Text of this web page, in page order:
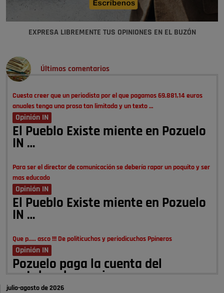
EXPRESA LIBREMENTE TUS OPINIONES EN EL BUZÓN
Últimos comentarios
Cuesta creer que un periodista por el que pagamos 69.881,14 euros
anuales tenga una prosa tan limitada y un texto …
Opinión IN
El Pueblo Existe miente en Pozuelo
IN …
Para ser el director de comunicación se debería rapar un poquito y ser
mas educado
Opinión IN
El Pueblo Existe miente en Pozuelo
IN …
Que p..... asco !!! De politicuchos y periodicuchos Ppineros
Opinión IN
Pozuelo paga la cuenta del
autobombo: casi …
julio-agosto de 2026